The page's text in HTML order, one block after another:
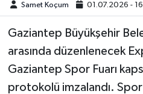
Samet Koçum 01.07.2026 -
Gaziantep Büyükşehir
arasında düzenlenecek
Gaziantep Spor Fuarı
protokolü imzalandı.
Siyaset
Spor
Teknoloji